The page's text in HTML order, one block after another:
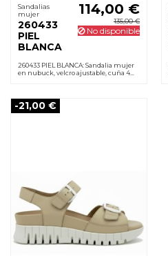
Sandalias
mujer
260433
PIEL
BLANCA
114,00 €
135,00 €
No disponible
260433 PIEL BLANCA: Sandalia mujer
en nubuck, velcro ajustable, cuña 4
-21,00 €